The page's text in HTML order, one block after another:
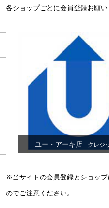
各ショップごとに会員登録お願い
ユー・アーキ店- クレジ
※当サイトの会員登録とショップ
のでご注意ください。